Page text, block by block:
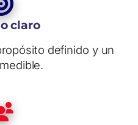
claro
definido y un